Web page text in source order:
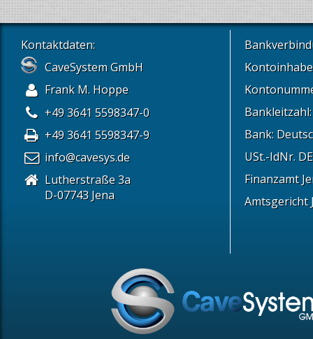
Kontaktdaten:
CaveSystem GmbH
Frank M. Hoppe
+49 3641 5598347-0
+49 3641 5598347-9
info@cavesys.de
Lutherstraße 3a
D-07743 Jena
Bank:
USt.-IdNr.
Finanzamt
Amtsgericht